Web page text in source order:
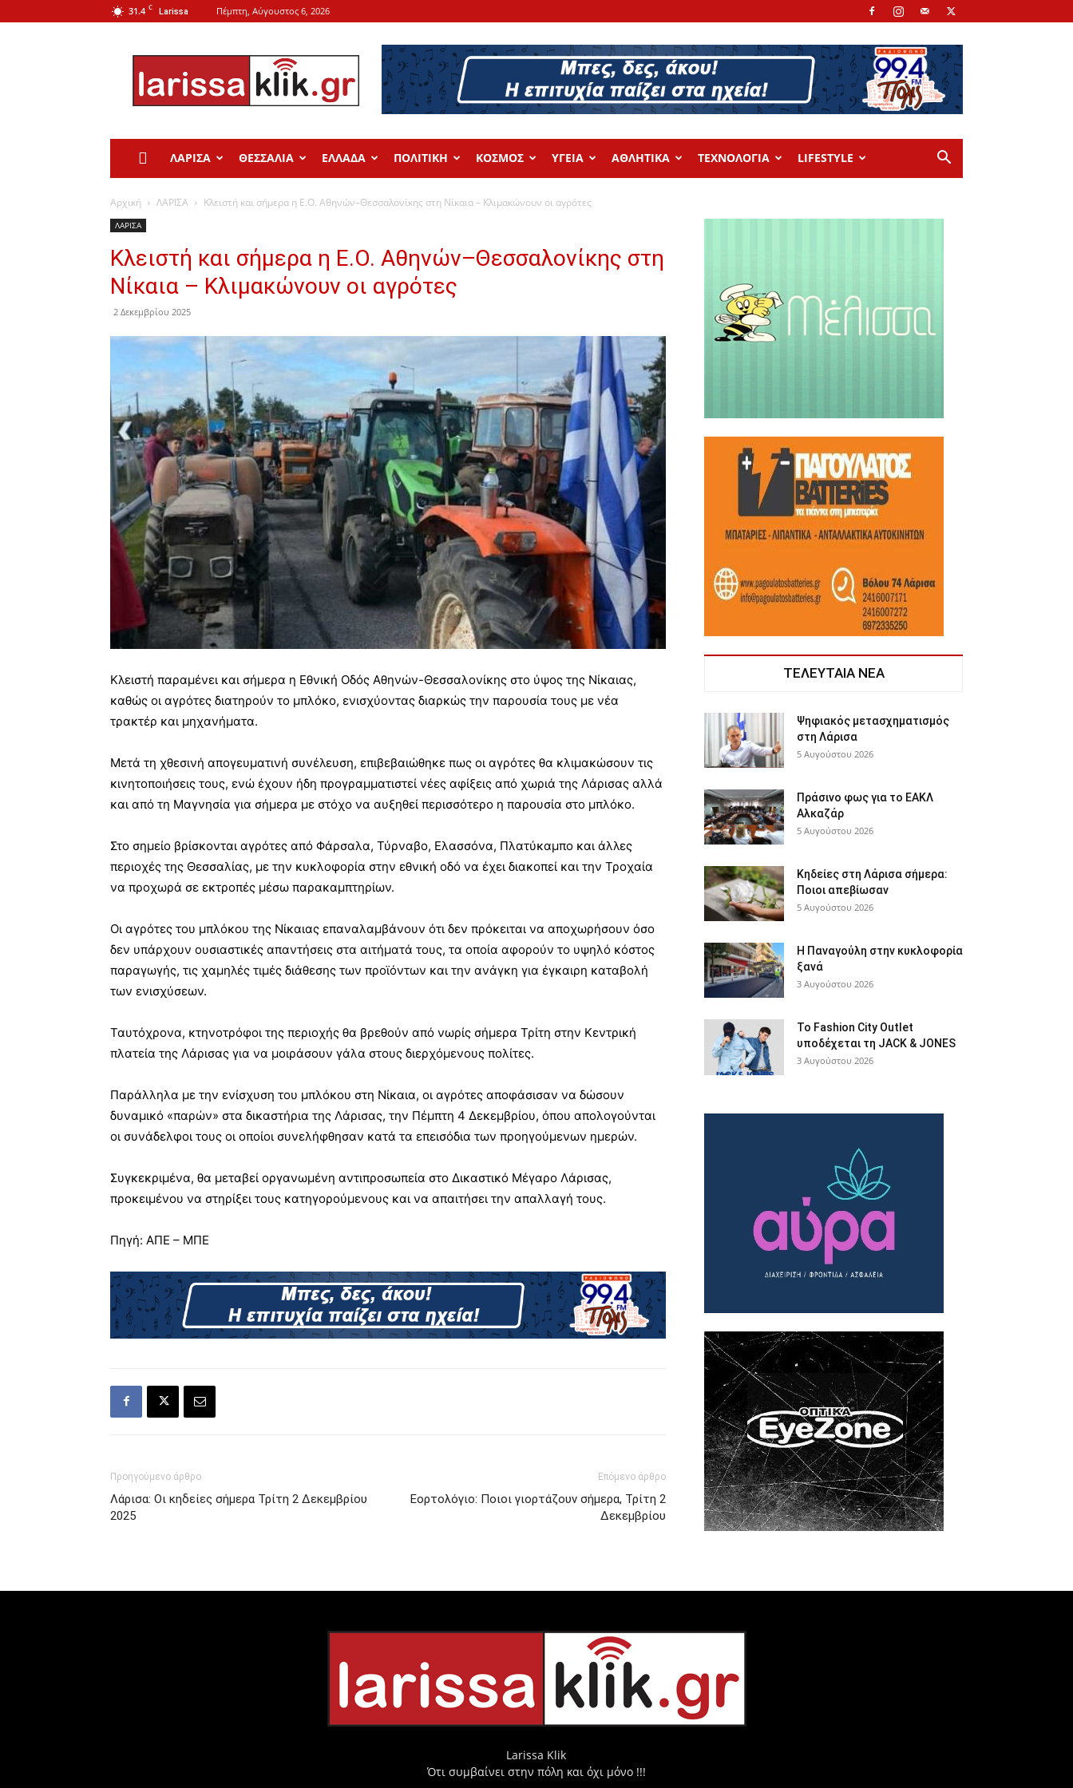
31.4 C Larissa Πέμπτη, Αύγουστος 6, 2026
Larissa
ΛΑΡΙΣΑ ΘΕΣΣΑΛΙΑ ΕΛΛΑΔΑ ΠΟΛΙΤΙΚΗ ΚΟΣΜΟΣ ΥΓΕΙΑ ΑΘΛΗΤΙΚΑ ΤΕΧΝΟΛΟΓΙΑ LIFESTYLE
Αρχική ΛΑΡΙΣΑ Κλειστή και σήμερα η Ε.O. Αθηνών–Θεσσαλονίκης στη Νίκαια – Κλιμακώνουν οι αγρότες
ΛΑΡΙΣΑ
Κλειστή και σήμερα η Ε.O. Αθηνών–Θεσσαλονίκης στη
Νίκαια – Κλιμακώνουν οι αγρότες
2 Δεκεμβρίου 2025
Κλειστή παραμένει και σήμερα η Εθνική Οδός Αθηνών-Θεσσαλονίκης στο ύψος της Νίκαιας,
καθώς οι αγρότες διατηρούν το μπλόκο, ενισχύοντας διαρκώς την παρουσία τους με νέα
τρακτέρ και μηχανήματα.
Μετά τη χθεσινή απογευματινή συνέλευση, επιβεβαιώθηκε πως οι αγρότες θα κλιμακώσουν τις
κινητοποιήσεις τους, ενώ έχουν ήδη προγραμματιστεί νέες αφίξεις από χωριά της Λάρισας αλλά
και από τη Μαγνησία για σήμερα με στόχο να αυξηθεί περισσότερο η παρουσία στο μπλόκο.
Στο σημείο βρίσκονται αγρότες από Φάρσαλα, Τύρναβο, Ελασσόνα, Πλατύκαμπο και άλλες
περιοχές της Θεσσαλίας, με την κυκλοφορία στην εθνική οδό να έχει διακοπεί και την Τροχαία
να προχωρά σε εκτροπές μέσω παρακαμπτηρίων.
Οι αγρότες του μπλόκου της Νίκαιας επαναλαμβάνουν ότι δεν πρόκειται να αποχωρήσουν όσο
δεν υπάρχουν ουσιαστικές απαντήσεις στα αιτήματά τους, τα οποία αφορούν το υψηλό κόστος
παραγωγής, τις χαμηλές τιμές διάθεσης των προϊόντων και την ανάγκη για έγκαιρη καταβολή
των ενισχύσεων.
Ταυτόχρονα, κτηνοτρόφοι της περιοχής θα βρεθούν από νωρίς σήμερα Τρίτη στην Κεντρική
πλατεία της Λάρισας για να μοιράσουν γάλα στους διερχόμενους πολίτες.
Παράλληλα με την ενίσχυση του μπλόκου στη Νίκαια, οι αγρότες αποφάσισαν να δώσουν
δυναμικό «παρών» στα δικαστήρια της Λάρισας, την Πέμπτη 4 Δεκεμβρίου, όπου απολογούνται
οι συνάδελφοι τους οι οποίοι συνελήφθησαν κατά τα επεισόδια των προηγούμενων ημερών.
Συγκεκριμένα, θα μεταβεί οργανωμένη αντιπροσωπεία στο Δικαστικό Μέγαρο Λάρισας,
προκειμένου να στηρίξει τους κατηγορούμενους και να απαιτήσει την απαλλαγή τους.
Πηγή: ΑΠΕ – ΜΠΕ
Προηγούμενο άρθρο
Λάρισα: Οι κηδείες σήμερα Τρίτη 2 Δεκεμβρίου
2025
Επόμενο άρθρο
Εορτολόγιο: Ποιοι γιορτάζουν σήμερα, Τρίτη 2
Δεκεμβρίου
ΤΕΛΕΥΤΑΙΑ ΝΕΑ
Ψηφιακός μετασχηματισμός
στη Λάρισα
5 Αυγούστου 2026
Πράσινο φως για το ΕΑΚΛ
Αλκαζάρ
5 Αυγούστου 2026
Κηδείες στη Λάρισα σήμερα:
Ποιοι απεβίωσαν
5 Αυγούστου 2026
Η Παναγούλη στην κυκλοφορία
ξανά
3 Αυγούστου 2026
Το Fashion City Outlet
υποδέχεται τη JACK & JONES
3 Αυγούστου 2026
Larissa Klik
Ότι συμβαίνει στην πόλη και όχι μόνο !!!